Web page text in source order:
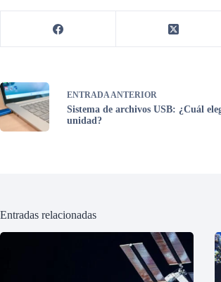
ENTRADA ANTERIOR
Sistema de archivos USB: ¿Cuál
unidad?
Entradas relacionadas